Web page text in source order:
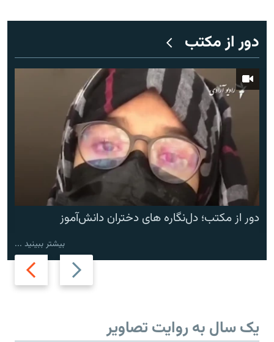
دور از مکتب
Previous
slide
Next
slide
دور از مکتب؛ دل‌نگاره های دختران دانش‌آموز
بیشتر ببینید ...
یک سال به روایت تصاویر